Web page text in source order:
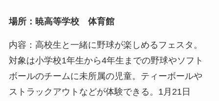
場所：暁高等学校 体育館
内容：高校生と一緒に野球が楽しめるフェスタ。
対象は小学校1年生から4年生までの野球やソフト
ボールのチームに未所属の児童。ティーボールや
ストラックアウトなどが体験できる。1月21日